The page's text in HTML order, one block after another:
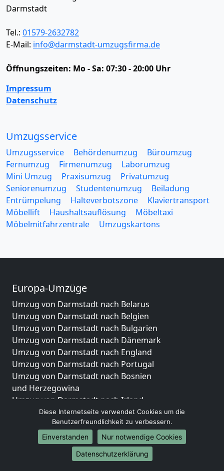
Darmstadt
Tel.: 01579-2632782
E-Mail: info@darmstadt-umzugsfirma.de
Öffnungszeiten: Mo - Sa: 07:30 - 20:00 Uhr
Impressum
Datenschutz
Umzugsservice
Umzugsservice Behördenumzug
Büroumzug
Fernumzug
Firmenumzug
Laborumzug
Mini Umzug
Praxisumzug
Privatumzug
Seniorenumzug
Studentenumzug
Beiladung
Entrümpelung
Halteverbotszone
Klaviertransport
Möbellift
Haushaltsauflösung
Möbeltaxi
Möbelmitfahrzentrale
Umzugskartons
Europa-Umzüge
Umzug von Darmstadt nach Belarus
Umzug von Darmstadt nach Belgien
Umzug von Darmstadt nach Bulgarien
Umzug von Darmstadt nach Dänemark
Umzug von Darmstadt nach England
Umzug von Darmstadt nach Portugal
Umzug von Darmstadt nach Bosnien
und Herzegowina
Umzug von Darmstadt nach Irland
Umzug von Darmstadt nach Lettland
Umzug von Darmstadt nach Zypern
Umzug von Darmstadt nach Kroatien
Umzug von Darmstadt nach Estland
Umzug von Darmstadt nach Finnland
Diese Internetseite verwendet Cookies um die
Benutzerfreundlichkeit zu verbessern.
Einverstanden
Nur notwendige Cookies
Datenschutzerklärung